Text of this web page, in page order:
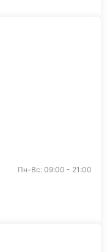
Пн-Вс: 09:00 - 21:00